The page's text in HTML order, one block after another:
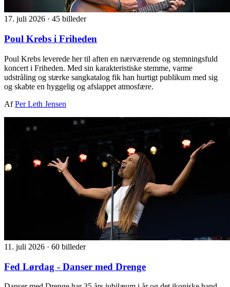
17. juli 2026 · 45 billeder
Poul Krebs i Friheden
Poul Krebs leverede her til aften en nærværende og stemningsfuld
koncert i Friheden. Med sin karakteristiske stemme, varme
udstråling og stærke sangkatalog fik han hurtigt publikum med sig
og skabte en hyggelig og afslappet atmosfære.
AfPer Leth Jensen
11. juli 2026 · 60 billeder
Fed Lørdag - Danser med Drenge